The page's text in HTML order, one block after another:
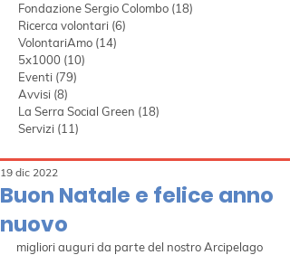
Fondazione Sergio Colombo (18)
Ricerca volontari (6)
VolontariAmo (14)
5x1000 (10)
Eventi (79)
Avvisi (8)
La Serra Social Green (18)
Servizi (11)
Buon Natale e felice anno
nuovo
19 dic 2022
migliori auguri da parte del nostro Arcipelago